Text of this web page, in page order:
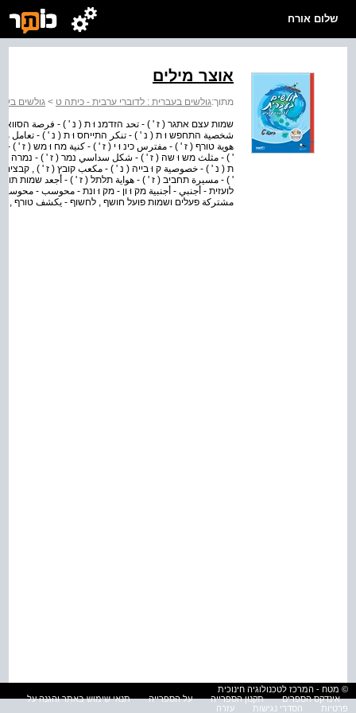
שלום אורח
אוצר מילים
מתוך:גולשים בעברית : לדוברי ערבית - כיתה ט > גולשים
שמות עצם אתגר ( ז ' ) - تحد הזדמנ וּ ת ( נ ' ) - فرصة הסוואה
شخصية התחפש וּ ת ( נ ' ) - تنكر התייחס וּ ת ( נ ' ) - تعامل
هوية טורף ( ז ' ) - مفترس כינ וּ י ( ז ' ) - كنية מח וּ מש ( ז
' ) - مثلث מש וּ שה ( ז ' ) - شكل سداسي נמר ( ז ' ) - נמרה ( נ '
ת ( נ ' ) - خصوصية ק וּ בייה ( נ ' ) - مكعب קובץ ( ז ' ) , קבצים
' ) - مسيرة תחביב ( ז ' ) - هواية תלתל ( ז ' ) - أجعد שמות
לועזית - أجنبي - أجنبية מק וּ ון - מק וּ ונת - محوسب -
مشتركة פעלים ושמות פועל חושף , לחשוף - يكشف טורף ,
© מטח - המרכז לטכנולוגיה חינוכית
אינדקס הספרים
תקנון הספרייה על הספרייה
תנאי שימוש באתר והגנה על
פרטיות
הסדרי נגישות עזרה